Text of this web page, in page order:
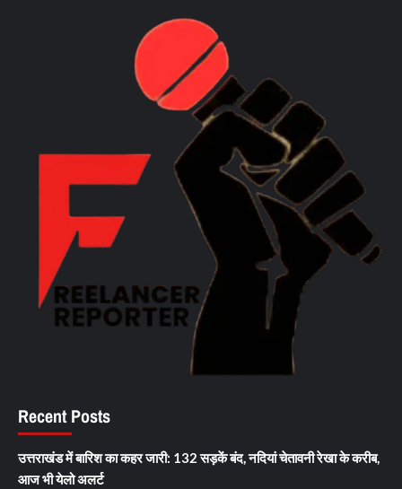
Recent Posts
उत्तराखंड में बारिश का कहर जारी: 132 सड़कें बंद, नदियां चेतावनी रेखा के करीब,
आज भी येलो अलर्ट